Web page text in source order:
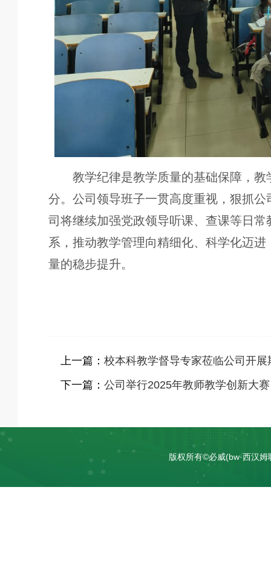
教学纪律是教学质量的基础保障，
分。公司领导班子一贯高度重视，狠抓
司将继续加强党政领导听课、查课等日
系，推动教学管理向精细化、科学化迈
量的稳步提升。
上一篇： 校本科教学督导专家莅临公司开
下一篇： 公司举行2025年教师教学创新大赛
版权所有©必威(bw·西汉